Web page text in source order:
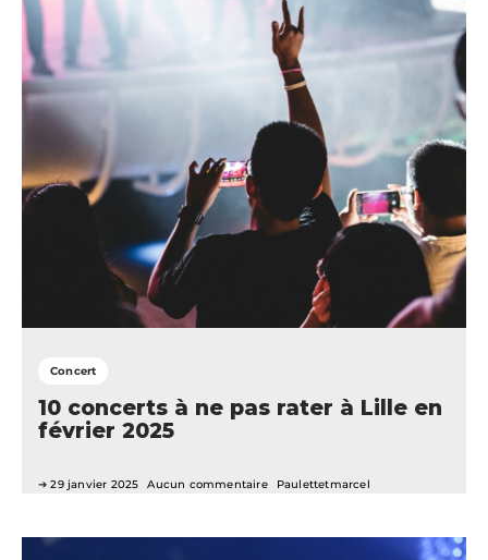
Concert
10 concerts à ne pas rater à Lille en
février 2025
29 janvier 2025 Aucun commentaire Paulettetmarcel